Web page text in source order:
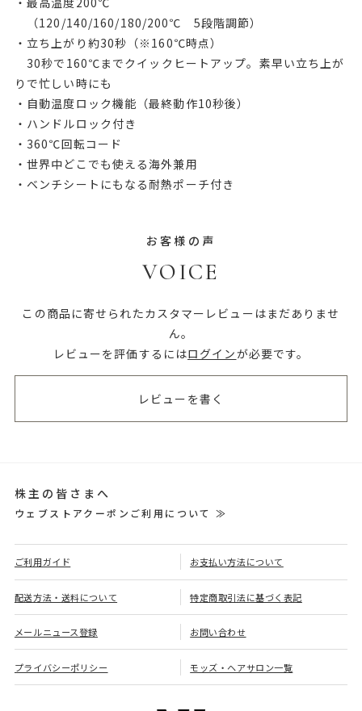
（120/140/160/180/200℃ 5段階調節）
・立ち上がり約30秒（※160℃時点）
30秒で160℃までクイックヒートアップ。素早い立ち上が
りで忙しい時にも
・自動温度ロック機能（最終動作10秒後）
・ハンドルロック付き
・360℃回転コード
・世界中どこでも使える海外兼用
・ベンチシートにもなる耐熱ポーチ付き
お客様の声
VOICE
この商品に寄せられたカスタマーレビューはまだありませ
ん。
レビューを評価するにはログインが必要です。
レビューを書く
株主の皆さまへ
ウェブストアクーポンご利用について ≫
ご利用ガイド お支払い方法について
配送方法・送料について 特定商取引法に基づく表記
メールニュース登録 お問い合わせ
プライバシーポリシー モッズ・ヘアサロン一覧